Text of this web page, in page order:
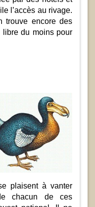
l’accès au rivage.
trouve encore des
libre du moins pour
plaisent à vanter
chacun de ces